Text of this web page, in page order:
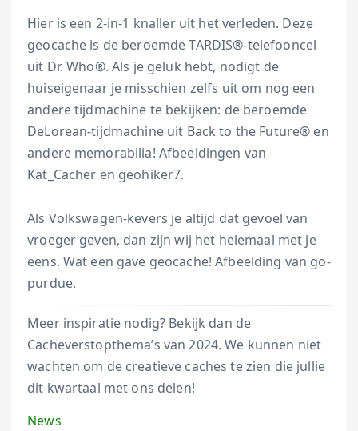
Hier is een 2-in-1 knaller uit het verleden. Deze
geocache is de beroemde TARDIS®-telefooncel
uit Dr. Who®. Als je geluk hebt, nodigt de
huiseigenaar je misschien zelfs uit om nog een
andere tijdmachine te bekijken: de beroemde
DeLorean-tijdmachine uit Back to the Future® en
andere memorabilia! Afbeeldingen van
Kat_Cacher en geohiker7.
Als Volkswagen-kevers je altijd dat gevoel van
vroeger geven, dan zijn wij het helemaal met je
eens. Wat een gave geocache! Afbeelding van go-
purdue.
Meer inspiratie nodig? Bekijk dan de
Cacheverstopthema’s van 2024. We kunnen niet
wachten om de creatieve caches te zien die jullie
dit kwartaal met ons delen!
News